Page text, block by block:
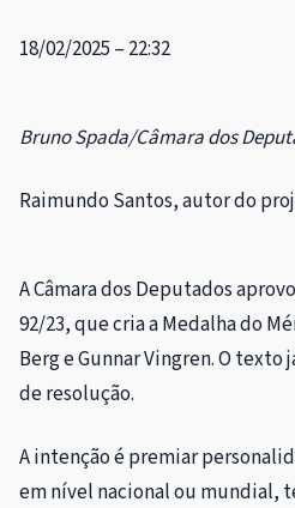
18/02/2025 – 22:32
Bruno Spada/Câmara dos
Raimundo Santos, autor do
A Câmara dos Deputados
92/23, que cria a Medalha do
Berg e Gunnar Vingren. O
de resolução.
A intenção é premiar
em nível nacional ou mundial,